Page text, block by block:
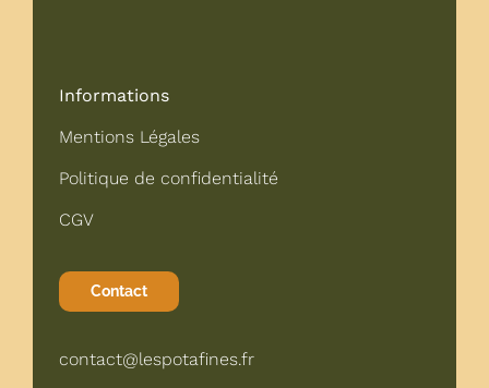
Informations
Mentions Légales
Politique de confidentialité
CGV
Contact
contact@lespotafines.fr